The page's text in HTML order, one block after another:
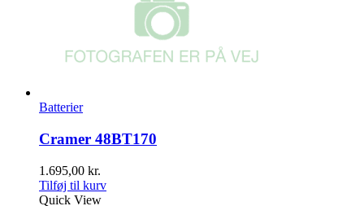
Batterier
Cramer 48BT170
1.695,00 kr.
Tilføj til kurv
Quick View